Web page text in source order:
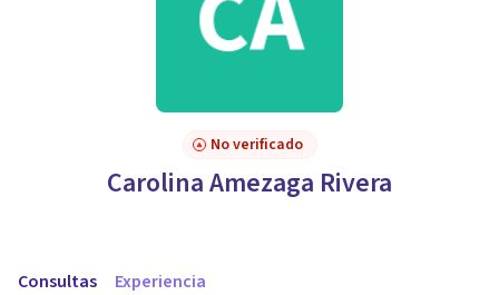
No verificado
Carolina Amezaga Rivera
Consultas Experiencia